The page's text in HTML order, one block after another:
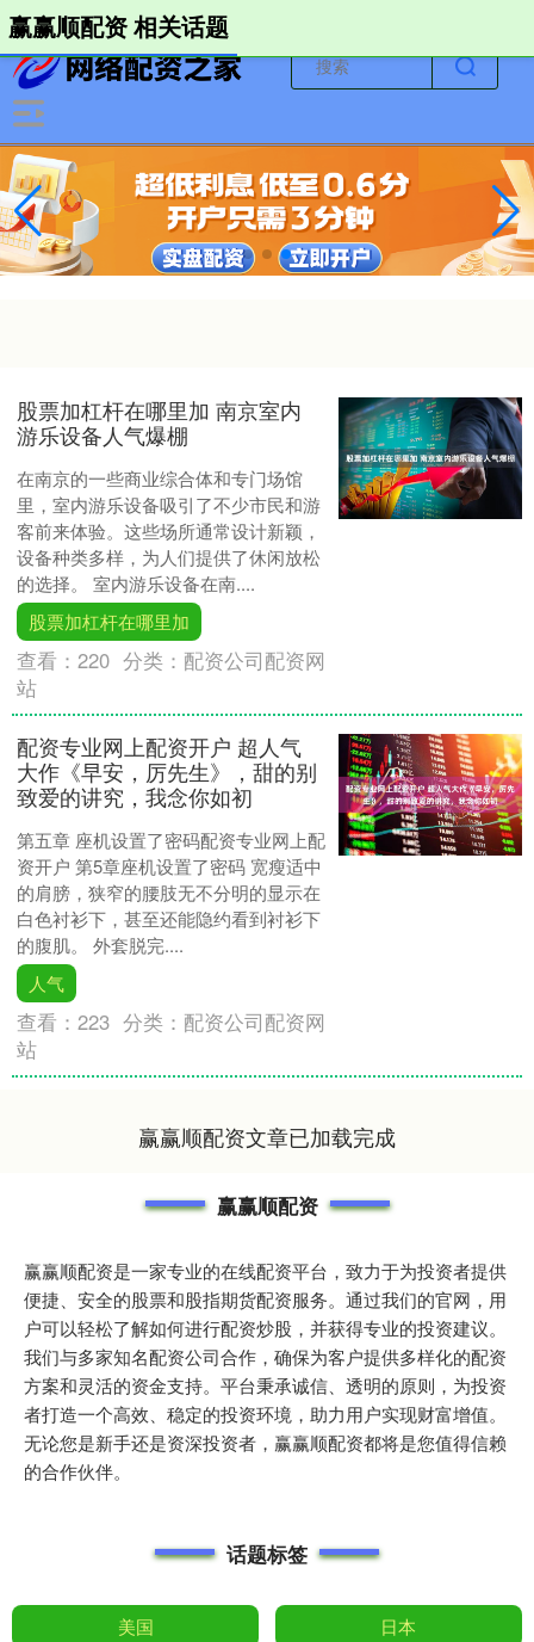
-->
赢赢顺配资 相关话题
股票加杠杆在哪里加 南京室内
游乐设备人气爆棚
在南京的一些商业综合体和专门场馆
里，室内游乐设备吸引了不少市民和游
客前来体验。这些场所通常设计新颖，
设备种类多样，为人们提供了休闲放松
的选择。 室内游乐设备在南....
股票加杠杆在哪里加
查看：220 分类： 配资公司配资网
站
配资专业网上配资开户 超人气
大作《早安，厉先生》，甜的别
致爱的讲究，我念你如初
第五章 座机设置了密码配资专业网上配
资开户 第5章座机设置了密码 宽瘦适中
的肩膀，狭窄的腰肢无不分明的显示在
白色衬衫下，甚至还能隐约看到衬衫下
的腹肌。 外套脱完....
人气
查看：223 分类： 配资公司配资网
站
赢赢顺配资文章已加载完成
赢赢顺配资
赢赢顺配资是一家专业的在线配资平台，致力于为投资者提供
便捷、安全的股票和股指期货配资服务。通过我们的官网，用
户可以轻松了解如何进行配资炒股，并获得专业的投资建议。
我们与多家知名配资公司合作，确保为客户提供多样化的配资
方案和灵活的资金支持。平台秉承诚信、透明的原则，为投资
者打造一个高效、稳定的投资环境，助力用户实现财富增值。
无论您是新手还是资深投资者，赢赢顺配资都将是您值得信赖
的合作伙伴。
话题标签
美国 日本